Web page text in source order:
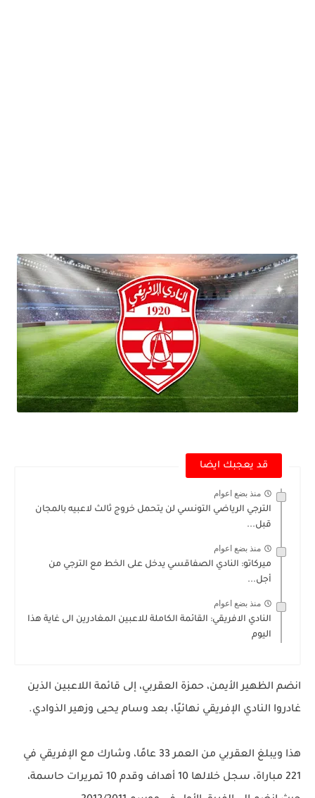
قد يعجبك ايضا
منذ بضع اعوام
الترجي الرياضي التونسي لن يتحمل خروج ثالث لاعبيه بالمجان
قبل...
منذ بضع اعوام
ميركاتو: النادي الصفاقسي يدخل على الخط مع الترجي من
أجل...
منذ بضع اعوام
النادي الافريقي: القائمة الكاملة للاعبين المغادرين الى غاية هذا
اليوم
انضم الظهير الأيمن، حمزة العقربي، إلى قائمة اللاعبين الذين
غادروا النادي الإفريقي نهائيًا، بعد وسام يحيى وزهير الذوادي.
هذا ويبلغ العقربي من العمر 33 عامًا، وشارك مع الإفريقي في
221 مباراة، سجل خلالها 10 أهداف وقدم 10 تمريرات حاسمة،